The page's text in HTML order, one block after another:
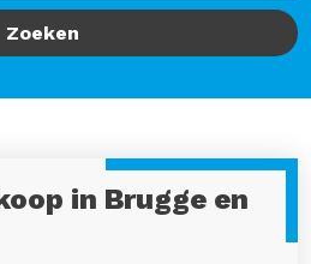
Zoeken
in Brugge en